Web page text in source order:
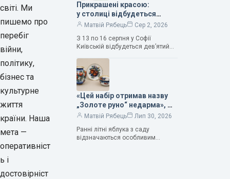
світі. Ми
пишемо про
перебіг
війни,
політику,
бізнес та
культурне
життя
країни. Наша
мета —
оперативніст
ь і
достовірніст
Прикрашені красою:
у столиці відбудеться
дев’ятий фестиваль
Матвій Рябець
Сер 2, 2026
З 13 по 16 серпня у Софії
Київській відбудеться дев’ятий
мистецтв Bouquet Kyiv Stage. Ця
подія традиційно…
«Цей набір отримав назву
„Золоте руно“ недарма», —
колекціонерка Людмила
Матвій Рябець
Лип 30, 2026
Ранні літні яблука з саду
відзначаються особливим